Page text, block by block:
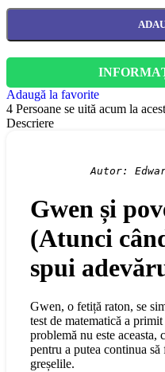
Adaugă la favorite
4 Persoane se uită acum la
Descriere
Autor:
Gwen și
(Atunci
spui
Gwen, o fetiță raton, se
test de matematică a
problemă nu este aceasta,
pentru a putea continua
greșelile.